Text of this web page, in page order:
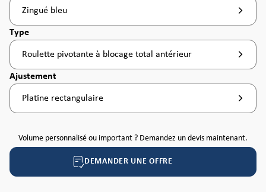
Zingué bleu
Sélectionnez
Type
Roulette pivotante à blocage total antérieur
Sélectionnez
Ajustement
Platine rectangulaire
Volume personnalisé ou important ? Demandez un devis maintenant.
DEMANDER UNE OFFRE